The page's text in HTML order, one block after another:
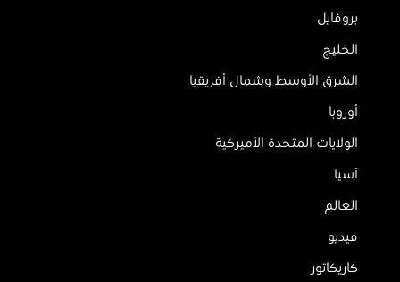
بروفايل
الخليج
الشرق الأوسط وشمال أفريقيا
أوروبا
الولايات المتحدة الأميركية
آسيا
العالم
فيديو
كاريكاتور